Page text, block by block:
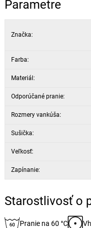
Parametre
Značka:
Farba:
Materiál:
Odporúčané pranie:
Rozmery vankúša:
Sušička:
Veľkosť:
Zapínanie:
Starostlivosť o
Pranie na 60 °C